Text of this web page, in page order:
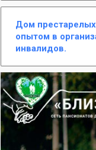
Дом
опытом в
инвалидов.